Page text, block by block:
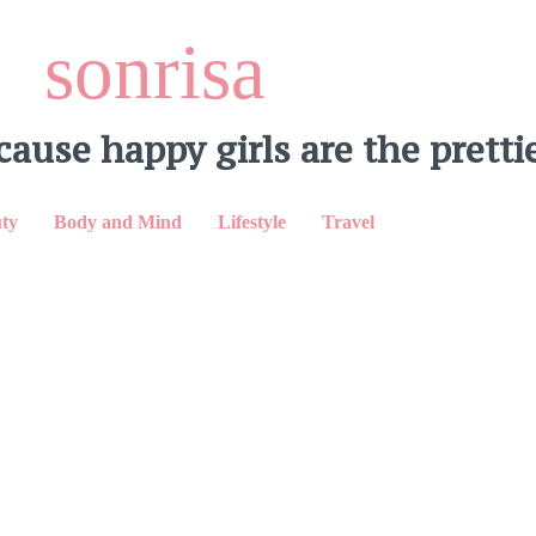
sonrisa
happy girls are the
Body and Mind Lifestyle Travel